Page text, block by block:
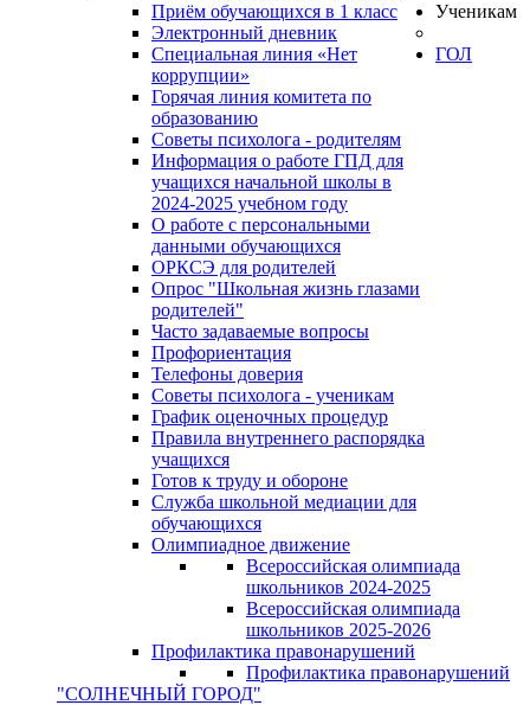
Приём обучающихся в 1 класс
Электронный дневник
Специальная линия «Нет
коррупции»
Горячая линия комитета по
образованию
Советы психолога - родителям
Информация о работе ГПД для
учащихся начальной школы в
2024-2025 учебном году
О работе с персональными
данными обучающихся
ОРКСЭ для родителей
Опрос "Школьная жизнь глазами
родителей"
Часто задаваемые вопросы
Ученикам
Профориентация
Телефоны доверия
Советы психолога - ученикам
График оценочных процедур
Правила внутреннего распорядка
учащихся
Готов к труду и обороне
Служба школьной медиации для
обучающихся
Олимпиадное движение
Всероссийская олимпиада
школьников 2024-2025
Всероссийская олимпиада
школьников 2025-2026
Профилактика правонарушений
Профилактика правонарушений
ГОЛ
"СОЛНЕЧНЫЙ ГОРОД"